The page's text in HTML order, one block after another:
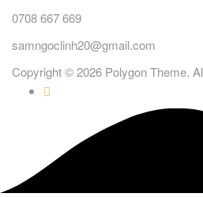
0708 667 669
samngoclinh20@gmail.com
Copyright © 2026 Polygon Theme.